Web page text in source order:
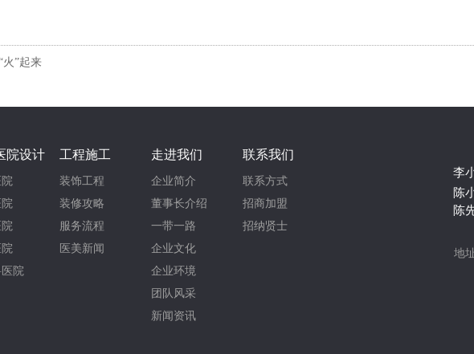
”起来
院设计
院
院
院
工程施工
装饰工程
装修攻略
服务流程
医美新闻
走进我们
企业简介
董事长介绍
一带一路
企业文化
企业环境
团队风采
新闻资讯
联系我们
联系方式
招商加盟
招纳贤士
李
陈
陈
地